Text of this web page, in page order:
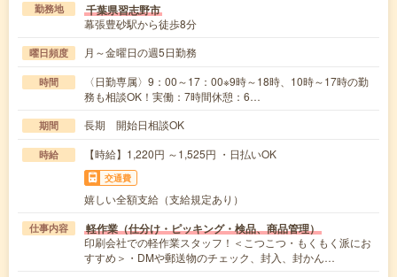
勤務地 千葉県習志野市
幕張豊砂駅から徒歩8分
曜日頻度 月～金曜日の週5日勤務
時間
〈日勤専属〉9：00～17：00※9時～18時、10時～17時の勤
務も相談OK！実働：7時間休憩：6…
期間 長期 開始日相談OK
時給 【時給】1,220円 ～1,525円 ・日払いOK
交通費
嬉しい全額支給（支給規定あり）
仕事内容 軽作業（仕分け・ピッキング・検品、商品管理）
印刷会社での軽作業スタッフ！＜こつこつ・もくもく派にお
すすめ＞・DMや郵送物のチェック、封入、封かん…